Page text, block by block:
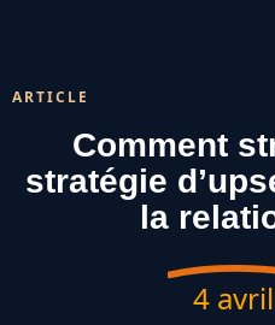
ARTICLE
Comment
stratégie
la
4